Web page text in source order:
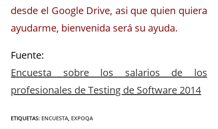
desde el Google Drive, asi que quien quiera
ayudarme, bienvenida será su ayuda.
Fuente:
Encuesta sobre los salarios de los
profesionales de Testing de Software 2014
ETIQUETAS: ENCUESTA, EXPOQA